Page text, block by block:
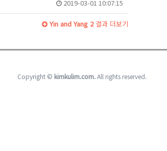
2019-03-01 10:07:15
Yin and Yang 2결과 더보기
Copyright © kimkulim.com.All rights reserved.